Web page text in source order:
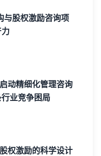
与股权激励咨询项
动精细化管理咨询
业竞争困局
权激励的科学设计